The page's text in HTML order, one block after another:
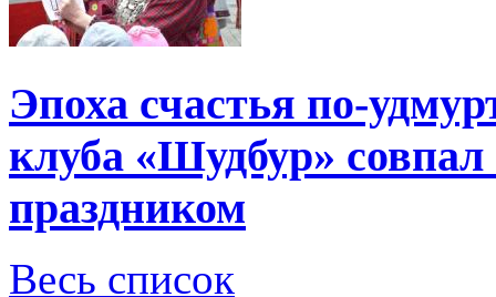
Эпоха счастья по-
клуба «Шудбур»
праздником
Весь список